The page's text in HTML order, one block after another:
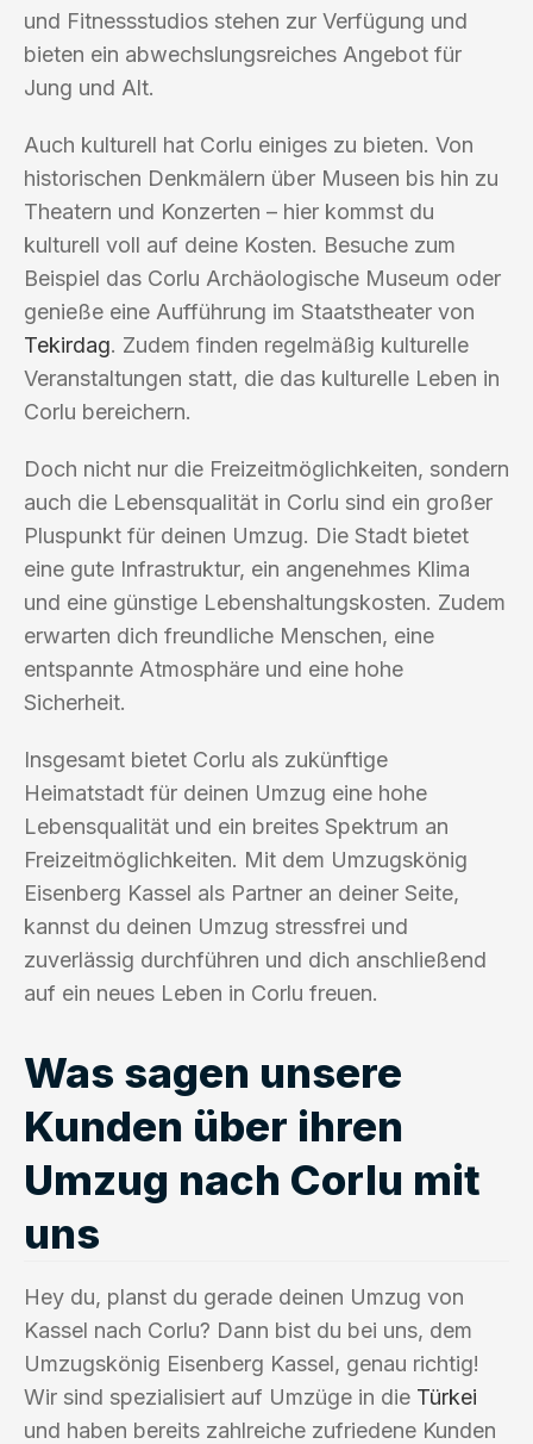
und Fitnessstudios stehen zur Verfügung und
bieten ein abwechslungsreiches Angebot für
Jung und Alt.
Auch kulturell hat Corlu einiges zu bieten. Von
historischen Denkmälern über Museen bis hin zu
Theatern und Konzerten – hier kommst du
kulturell voll auf deine Kosten. Besuche zum
Beispiel das Corlu Archäologische Museum oder
genieße eine Aufführung im Staatstheater von
Tekirdag. Zudem finden regelmäßig kulturelle
Veranstaltungen statt, die das kulturelle Leben in
Corlu bereichern.
Doch nicht nur die Freizeitmöglichkeiten, sondern
auch die Lebensqualität in Corlu sind ein großer
Pluspunkt für deinen Umzug. Die Stadt bietet
eine gute Infrastruktur, ein angenehmes Klima
und eine günstige Lebenshaltungskosten. Zudem
erwarten dich freundliche Menschen, eine
entspannte Atmosphäre und eine hohe
Sicherheit.
Insgesamt bietet Corlu als zukünftige
Heimatstadt für deinen Umzug eine hohe
Lebensqualität und ein breites Spektrum an
Freizeitmöglichkeiten. Mit dem Umzugskönig
Eisenberg Kassel als Partner an deiner Seite,
kannst du deinen Umzug stressfrei und
zuverlässig durchführen und dich anschließend
auf ein neues Leben in Corlu freuen.
Was sagen unsere
Kunden über ihren
Umzug nach Corlu mit
uns
Hey du, planst du gerade deinen Umzug von
Kassel nach Corlu? Dann bist du bei uns, dem
Umzugskönig Eisenberg Kassel, genau richtig!
Wir sind spezialisiert auf Umzüge in die Türkei
und haben bereits zahlreiche zufriedene Kunden